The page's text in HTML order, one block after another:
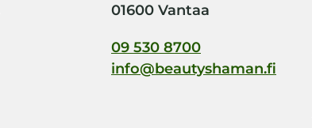
01600 Vantaa
09 530 8700
info@beautyshaman.fi